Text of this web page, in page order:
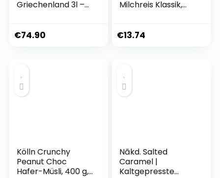
Griechenland 3l –
in Premiumqualität
€74.90
Milchreis Klassik,
Fertiggericht, 6
€13.74
Kölln Crunchy
Peanut Choc
Hafer-Müsli, 400 g, 1
Nākd. Salted
Caramel |
Kaltgepresste